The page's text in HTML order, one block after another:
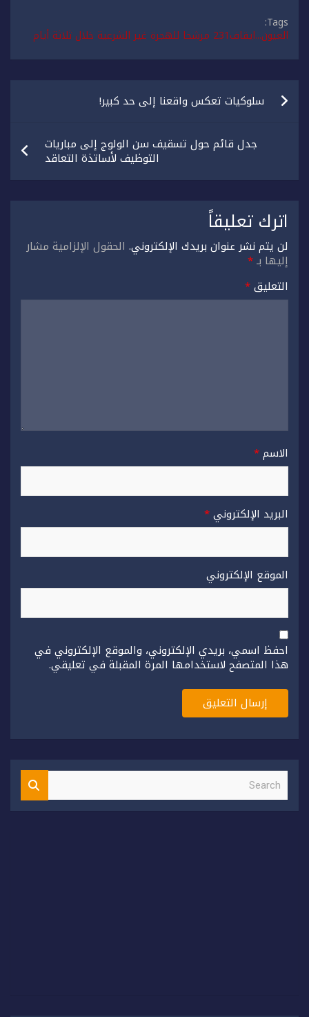
Tags:
العيون...ايقاف231 مرشحا للهجرة غير الشرعية خلال ثلاثة أيام
تصفّح
المقالاتسلوكيات تعكس واقعنا إلى حد كبير!
جدل قائم حول تسقيف سن الولوج إلى مباريات
التوظيف لأساتذة التعاقد
اترك تعليقاً
لن يتم نشر عنوان بريدك الإلكتروني. الحقول الإلزامية مشار
إليها بـ*
التعليق*
الاسم*
البريد الإلكتروني*
الموقع الإلكتروني
احفظ اسمي، بريدي الإلكتروني، والموقع الإلكتروني في
هذا المتصفح لاستخدامها المرة المقبلة في تعليقي.
S
a